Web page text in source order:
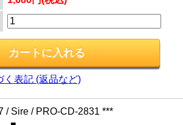
く表記 (返品など)
/ Sire / PRO-CD-2831 ***